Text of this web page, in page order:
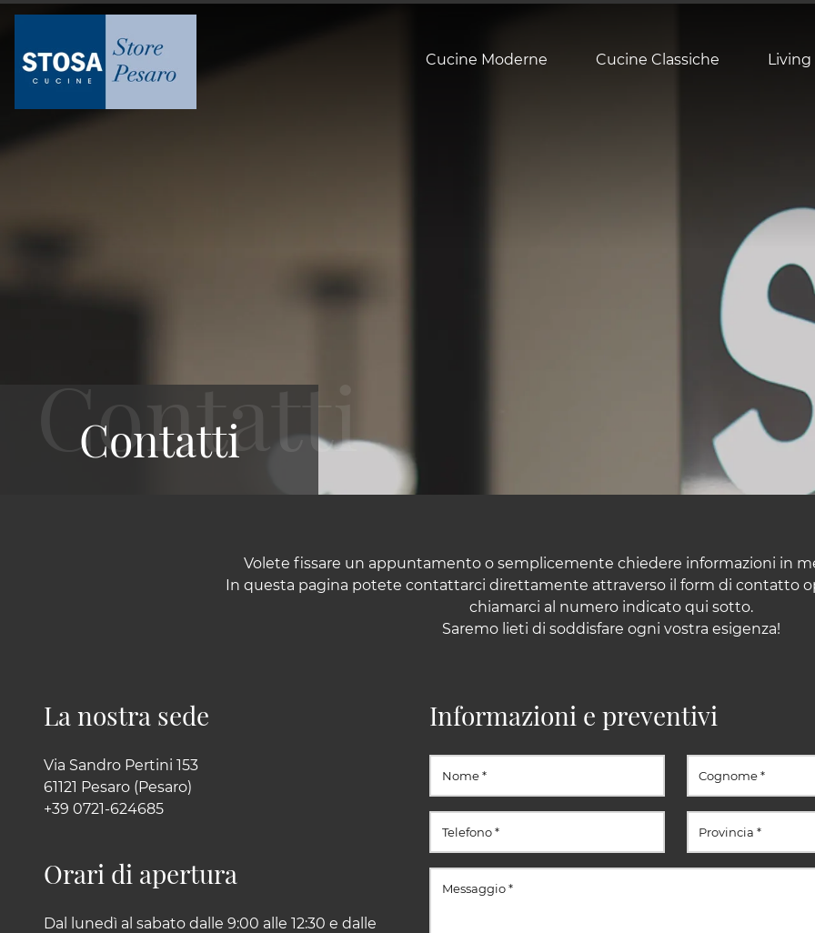
Cucine Moderne Cucine Classiche Living
Contatti
Volete fissare un appuntamento o semplicemente chiedere informazioni in
In questa pagina potete contattarci direttamente attraverso il form di contatto
chiamarci al numero indicato qui sotto.
Saremo lieti di soddisfare ogni vostra esigenza!
La nostra sede
Via Sandro Pertini 153
61121 Pesaro (Pesaro)
+39 0721-624685
Orari di apertura
Dal lunedì al sabato dalle 9:00 alle 12:30 e dalle
Informazioni e preventivi